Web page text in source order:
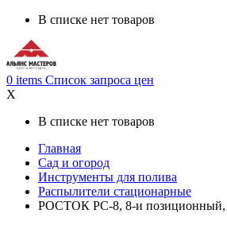
В списке нет товаров
0 items Список запроса цен
X
В списке нет товаров
Главная
Сад и огород
Инструменты для полива
Распылители стационарные
РОСТОК РС-8, 8-и позиционный,